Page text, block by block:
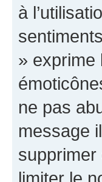
à
» exprime
ne pas
message
supprimer
limiter le